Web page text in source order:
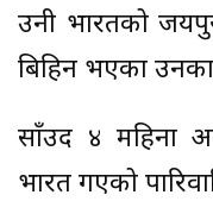
उनी भारतको
बिहिन भएका
साँउद ४ महिना
भारत गएको